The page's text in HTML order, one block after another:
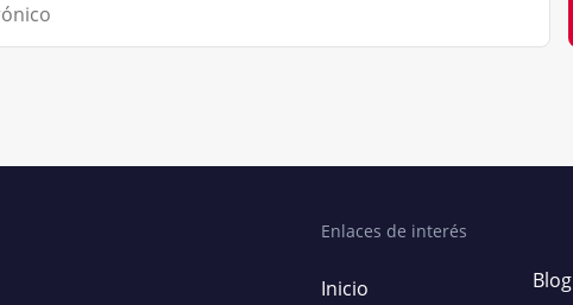
Enlaces de interés
Inicio Blog